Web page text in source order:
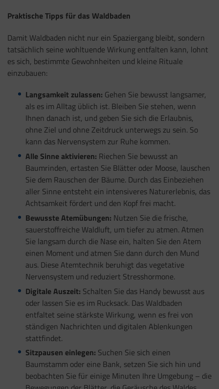
Praktische Tipps für das Waldbaden
Damit Waldbaden nicht nur ein Spaziergang bleibt, sondern
tatsächlich seine wohltuende Wirkung entfalten kann, lohnt
es sich, bestimmte Gewohnheiten und kleine Rituale
einzubauen:
Langsamkeit zulassen: Gehen Sie bewusst langsamer,
als es im Alltag üblich ist. Bleiben Sie stehen, wenn
Ihnen danach ist, und geben Sie sich die Erlaubnis,
ohne Ziel und ohne Zeitdruck unterwegs zu sein. So
kann das Nervensystem zur Ruhe kommen.
Alle Sinne aktivieren: Riechen Sie bewusst an
Baumrinden, ertasten Sie Blätter oder Moose, lauschen
Sie dem Rauschen der Bäume. Durch das Einbeziehen
aller Sinne entsteht ein intensiveres Naturerlebnis, das
Achtsamkeit fördert und den Kopf frei macht.
Bewusste Atemübungen: Nutzen Sie die frische,
sauerstoffreiche Waldluft, um tiefer zu atmen. Atmen
Sie langsam durch die Nase ein, halten Sie den Atem
einen Moment und atmen Sie dann durch den Mund
aus. Diese Atemtechnik beruhigt das vegetative
Nervensystem und reduziert Stresshormone.
Digitale Auszeit: Schalten Sie das Handy bewusst aus
oder lassen Sie es im Rucksack. Das Waldbaden
entfaltet seine stärkste Wirkung, wenn es frei von
ständigen Nachrichten und digitalen Ablenkungen
stattfindet.
Sitzpausen einlegen: Suchen Sie sich einen
Baumstamm oder eine Bank, setzen Sie sich hin und
beobachten Sie für einige Minuten Ihre Umgebung – die